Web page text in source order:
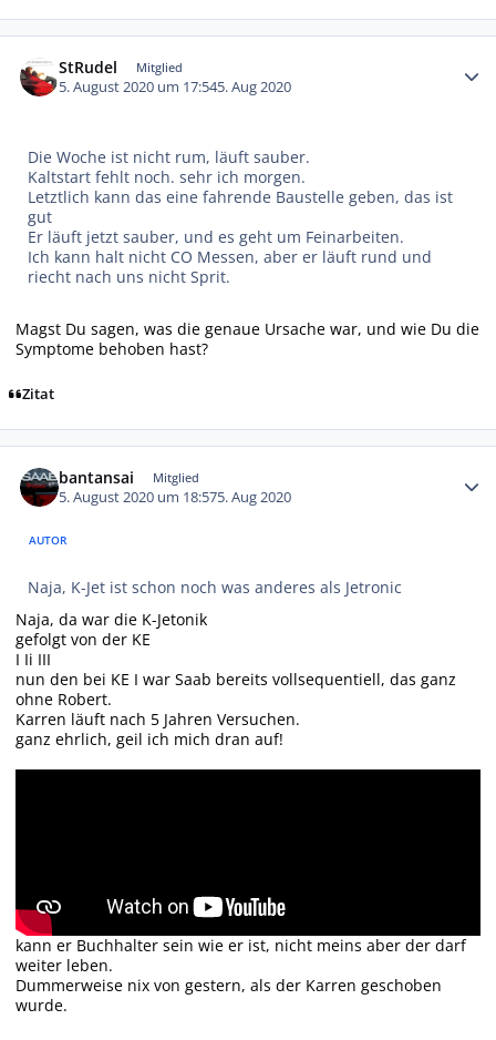
StRudel Mitglied
5. August 2020 um 17:545. Aug 2020
Die Woche ist nicht rum, läuft sauber.
Kaltstart fehlt noch. sehr ich morgen.
Letztlich kann das eine fahrende Baustelle geben, das ist
gut
Er läuft jetzt sauber, und es geht um Feinarbeiten.
Ich kann halt nicht CO Messen, aber er läuft rund und
riecht nach uns nicht Sprit.
Magst Du sagen, was die genaue Ursache war, und wie Du die
Symptome behoben hast?
Zitat
bantansai Mitglied
5. August 2020 um 18:575. Aug 2020
AUTOR
Naja, K-Jet ist schon noch was anderes als Jetronic
Naja, da war die K-Jetonik
gefolgt von der KE
I Ii III
nun den bei KE I war Saab bereits vollsequentiell, das ganz
ohne Robert.
Karren läuft nach 5 Jahren Versuchen.
ganz ehrlich, geil ich mich dran auf!
kann er Buchhalter sein wie er ist, nicht meins aber der darf
weiter leben.
Dummerweise nix von gestern, als der Karren geschoben
wurde.